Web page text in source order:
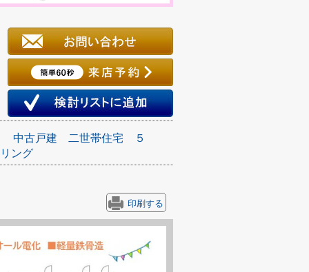
中古戸建 二世帯住宅
５
ング
印刷する